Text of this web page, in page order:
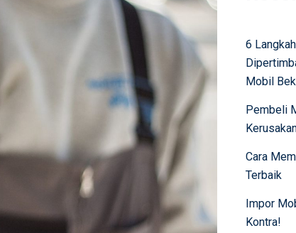
6
Mobil
Pembeli
Cara
Terbaik
Impor
Kontra!